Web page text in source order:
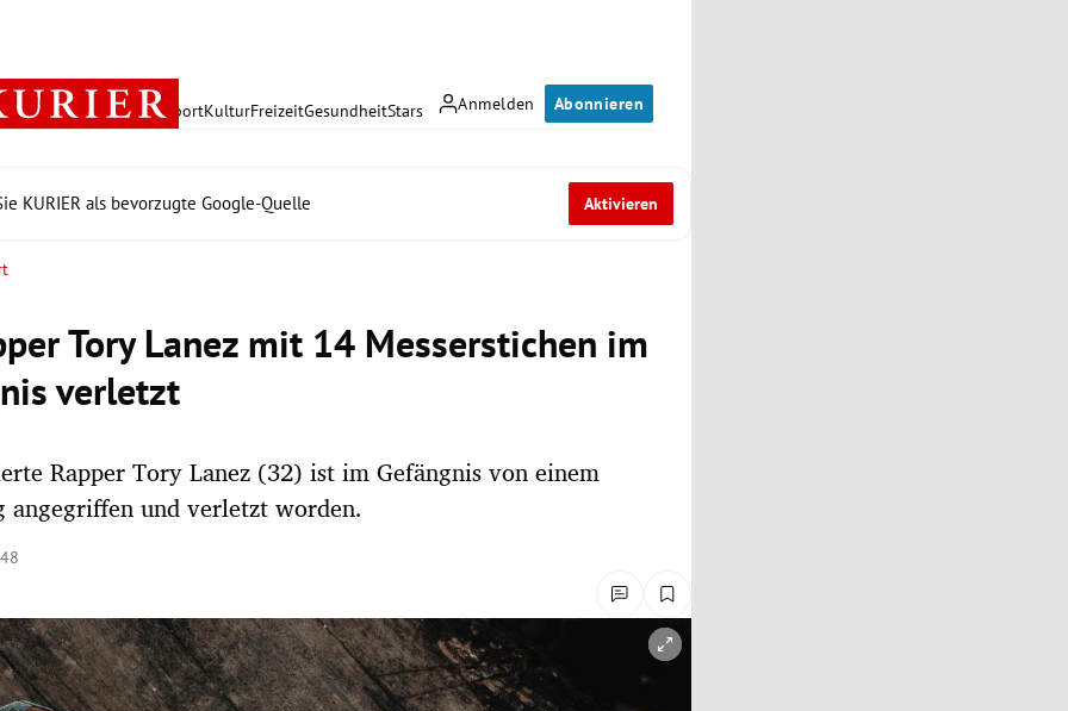
Anmelden Abonnieren
PolitikWirtschaft SportKulturFreizeitGesundheitStars
KURIER als bevorzugte Google-Quelle Aktivieren
Tory Lanez mit 14 Messerstichen im
verletzt
Rapper Tory Lanez (32) ist im Gefängnis von einem
und verletzt worden.
öffnen/schließen